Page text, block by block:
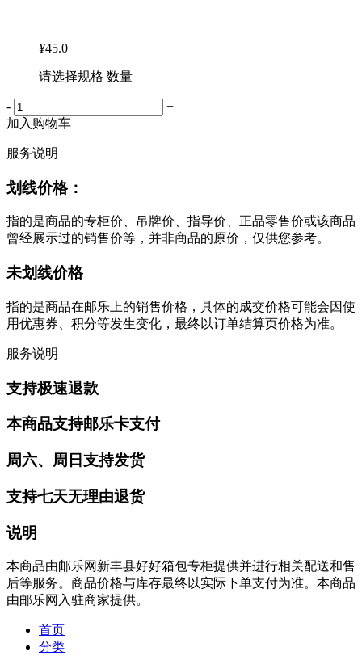
¥45.0
请选择规格 数量
-
+
加入购物车
服务说明
划线价格：
指的是商品的专柜价、吊牌价、指导价、正品零售价或该商品
曾经展示过的销售价等，并非商品的原价，仅供您参考。
未划线价格
指的是商品在邮乐上的销售价格，具体的成交价格可能会因使
用优惠券、积分等发生变化，最终以订单结算页价格为准。
服务说明
支持极速退款
本商品支持邮乐卡支付
周六、周日支持发货
支持七天无理由退货
说明
本商品由邮乐网新丰县好好箱包专柜提供并进行相关配送和售
后等服务。商品价格与库存最终以实际下单支付为准。本商品
由邮乐网入驻商家提供。
首页
分类